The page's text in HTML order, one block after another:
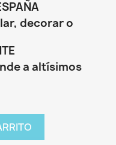
decorar o
a altísimos